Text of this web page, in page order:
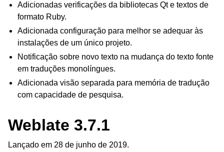
Adicionadas verificações da bibliotecas Qt e textos de
formato Ruby.
Adicionada configuração para melhor se adequar às
instalações de um único projeto.
Notificação sobre novo texto na mudança do texto fonte
em traduções monolíngues.
Adicionada visão separada para memória de tradução
com capacidade de pesquisa.
Weblate 3.7.1
Lançado em 28 de junho de 2019.